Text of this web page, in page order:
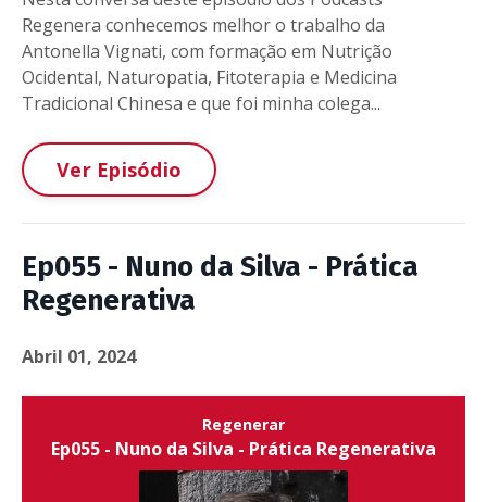
Regenera conhecemos melhor o trabalho da
Antonella Vignati, com formação em Nutrição
Ocidental, Naturopatia, Fitoterapia e Medicina
Tradicional Chinesa e que foi minha colega...
Ver Episódio
Ep055 - Nuno da Silva - Prática
Regenerativa
Abril 01, 2024